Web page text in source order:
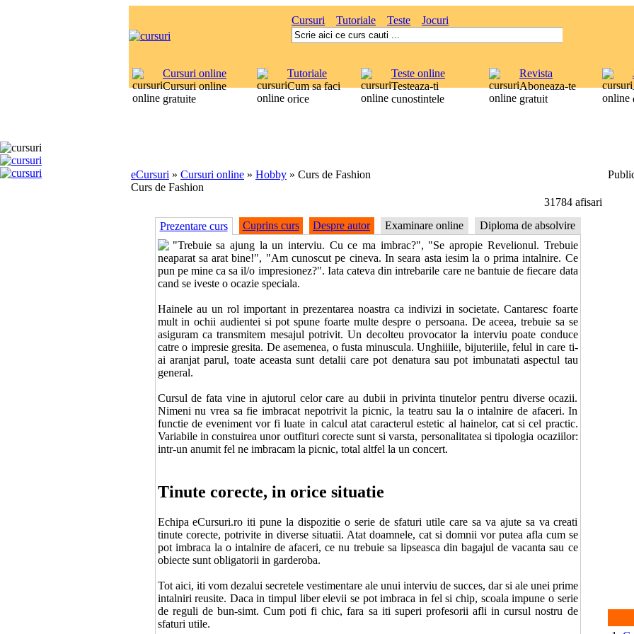
Cursuri Tutoriale Teste
Jocuri
Cursuri online
Cursuri online
gratuite
Tutoriale
Cum sa faci
orice
Teste online
Testeaza-ti
cunostintele
Revista
Aboneaza-te
gratuit
eCursuri » Cursuri online » Hobby » Curs de Fashion
Curs de Fashion
31784 afisari
Prezentare curs
Cuprins curs Despre autor Examinare online
Diploma de absolvire
"Trebuie sa ajung la un interviu. Cu ce ma imbrac?", "Se apropie Revelionul. Trebuie
neaparat sa arat bine!", "Am cunoscut pe cineva. In seara asta iesim la o prima intalnire. Ce
pun pe mine ca sa il/o impresionez?". Iata cateva din intrebarile care ne bantuie de fiecare data
cand se iveste o ocazie speciala.
Hainele au un rol important in prezentarea noastra ca indivizi in societate. Cantaresc foarte
mult in ochii audientei si pot spune foarte multe despre o persoana. De aceea, trebuie sa se
asiguram ca transmitem mesajul potrivit. Un decolteu provocator la interviu poate conduce
catre o impresie gresita. De asemenea, o fusta minuscula. Unghiiile, bijuteriile, felul in care ti-
ai aranjat parul, toate aceasta sunt detalii care pot denatura sau pot imbunatati aspectul tau
general.
Cursul de fata vine in ajutorul celor care au dubii in privinta tinutelor pentru diverse ocazii.
Nimeni nu vrea sa fie imbracat nepotrivit la picnic, la teatru sau la o intalnire de afaceri. In
functie de eveniment vor fi luate in calcul atat caracterul estetic al hainelor, cat si cel practic.
Variabile in constuirea unor outfituri corecte sunt si varsta, personalitatea si tipologia ocaziilor:
intr-un anumit fel ne imbracam la picnic, total altfel la un concert.
Tinute corecte, in orice situatie
Echipa eCursuri.ro iti pune la dispozitie o serie de sfaturi utile care sa va ajute sa va creati
tinute corecte, potrivite in diverse situatii. Atat doamnele, cat si domnii vor putea afla cum se
pot imbraca la o intalnire de afaceri, ce nu trebuie sa lipseasca din bagajul de vacanta sau ce
obiecte sunt obligatorii in garderoba.
Tot aici, iti vom dezalui secretele vestimentare ale unui interviu de succes, dar si ale unei prime
intalniri reusite. Daca in timpul liber elevii se pot imbraca in fel si chip, scoala impune o serie
de reguli de bun-simt. Cum poti fi chic, fara sa iti superi profesorii afli in cursul nostru de
sfaturi utile.